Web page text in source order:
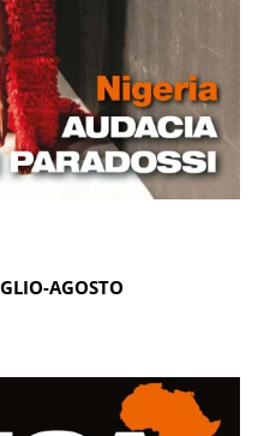
AGOSTO